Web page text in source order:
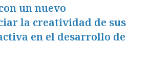
un nuevo
la creatividad de sus
en el desarrollo de